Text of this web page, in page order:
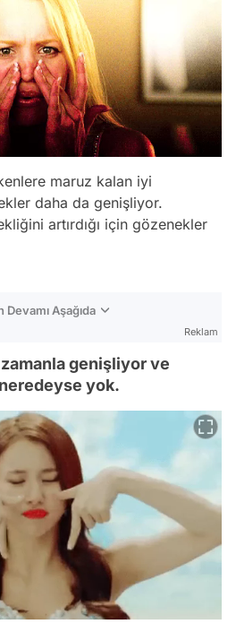
maruz kalan iyi
daha da genişliyor.
artırdığı için gözenekler
Devamı Aşağıda
Reklam
genişliyor ve
yok.